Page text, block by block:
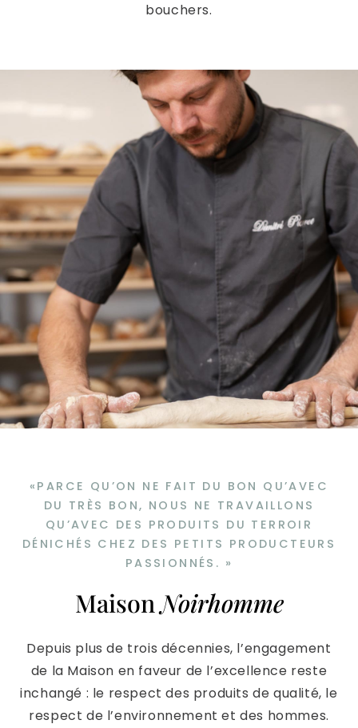
bouchers.
«PARCE QU’ON NE FAIT DU BON QU’AVEC
DU TRÈS BON, NOUS NE TRAVAILLONS
QU’AVEC DES PRODUITS DU TERROIR
DÉNICHÉS CHEZ DES PETITS PRODUCTEURS
PASSIONNÉS. »
MaisonNoirhomme
Depuis plus de trois décennies, l’engagement
de la Maison en faveur de l’excellence reste
inchangé : le respect des produits de qualité, le
respect de l’environnement et des hommes.